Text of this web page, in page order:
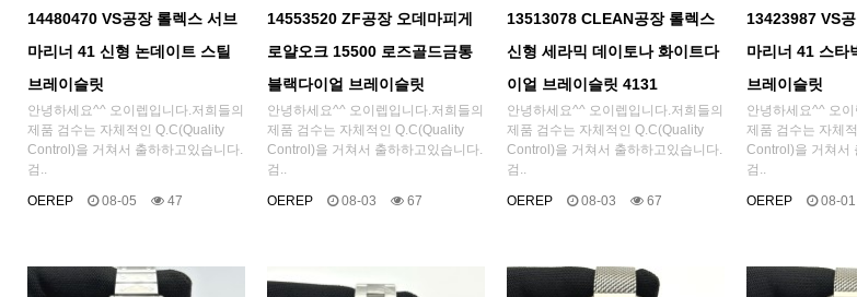
14480470 VS공장 롤렉스 서브
마리너 41 신형 논데이트 스틸
브레이슬릿
안녕하세요^^ 오이렙입니다.저희들의
제품 검수는 자체적인 Q.C(Quality
Control)을 거쳐서 출하하고있습니다.
검..
OEREP 08-05 47
14553520 ZF공장 오데마피게
로얄오크 15500 로즈골드금통
블랙다이얼 브레이슬릿
안녕하세요^^ 오이렙입니다.저희들의
제품 검수는 자체적인 Q.C(Quality
Control)을 거쳐서 출하하고있습니다.
검..
OEREP 08-03 67
13513078 CLEAN공장 롤렉스
신형 세라믹 데이토나 화이트다
이얼 브레이슬릿 4131
안녕하세요^^ 오이렙입니다.저희들의
제품 검수는 자체적인 Q.C(Quality
Control)을 거쳐서 출하하고있습니다.
검..
OEREP 08-03 67
13423987 VS
마리너 41 스타
브레이슬릿
안녕하세요^^ 오
제품 검수는 자체
Control)을 거쳐서
검..
OEREP 08-01